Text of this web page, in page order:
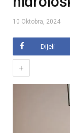
10 Oktobra, 2024
Dijeli
+